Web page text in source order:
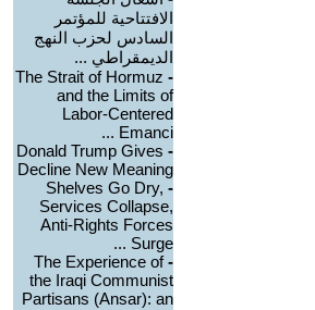
الافتتاحية للمؤتمر
السادس لحزب النهج
الديمقراطي ...
-
The Strait of Hormuz
and the Limits of
Labor-Centered
Emanci ...
-
Donald Trump Gives
Decline New Meaning
-
Shelves Go Dry,
Services Collapse,
Anti-Rights Forces
Surge ...
-
The Experience of
the Iraqi Communist
Partisans (Ansar): an